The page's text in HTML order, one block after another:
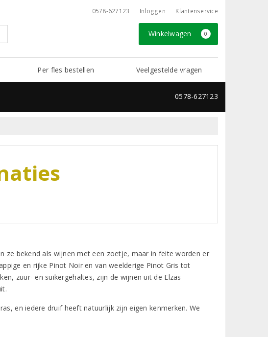
0578-627123 Inloggen Klantenservice
Winkelwagen 0
Per fles bestellen Veelgestelde vragen
0578-627123
ze bekend als wijnen met een zoetje, maar in feite worden er
en rijke Pinot Noir en van weelderige Pinot Gris tot
zuur- en suikergehaltes, zijn de wijnen uit de Elzas
en iedere druif heeft natuurlijk zijn eigen kenmerken. We